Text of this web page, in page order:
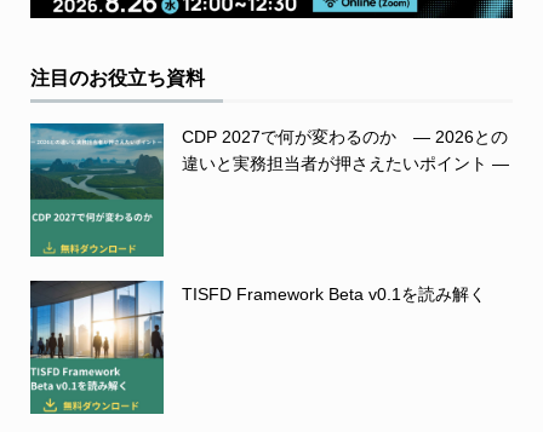
注目のお役立ち資料
CDP 2027で何が変わるのか ― 2026との
違いと実務担当者が押さえたいポイント ―
TISFD Framework Beta v0.1を読み解く